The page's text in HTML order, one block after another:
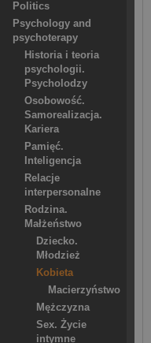
Politics
Psychology and
psychoterapy
Historia i teoria
psychologii.
Psycholodzy
Osobowość.
Samorealizacja.
Kariera
Pamięć.
Inteligencja
Relacje
interpersonalne
Rodzina.
Małżeństwo
Dziecko.
Młodzież
Kobieta
Macierzyństwo
Mężczyzna
Sex. Życie
intymne